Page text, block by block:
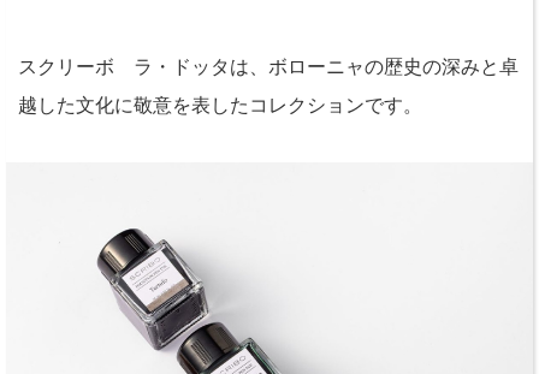
スクリーボ ラ・ドッタは、ボローニャの歴史の深みと卓
越した文化に敬意を表したコレクションです。